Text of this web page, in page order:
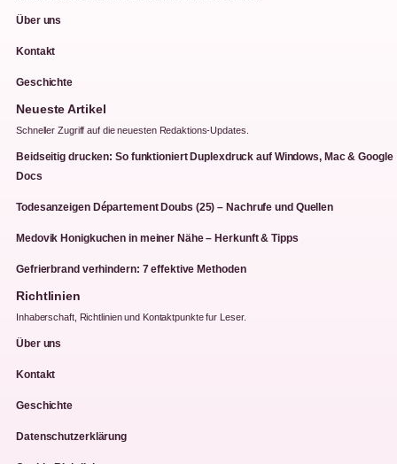
Über uns
Kontakt
Geschichte
Neueste Artikel
Schneller Zugriff auf die neuesten Redaktions-Updates.
Beidseitig drucken: So funktioniert Duplexdruck auf Windows, Mac & Google
Docs
Todesanzeigen Département Doubs (25) – Nachrufe und Quellen
Medovik Honigkuchen in meiner Nähe – Herkunft & Tipps
Gefrierbrand verhindern: 7 effektive Methoden
Richtlinien
Inhaberschaft, Richtlinien und Kontaktpunkte fur Leser.
Über uns
Kontakt
Geschichte
Datenschutzerklärung